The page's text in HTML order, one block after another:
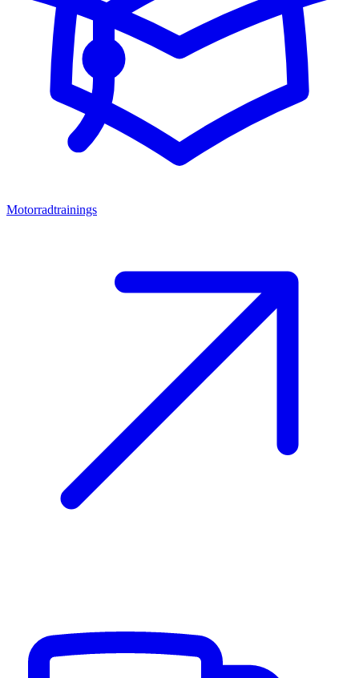
Motorradtrainings